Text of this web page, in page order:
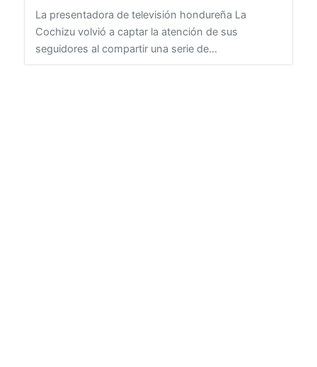
7 de agosto de 2026 ENTRETENIMIENTO
La presentadora de televisión hondureña La
Cochizu volvió a captar la atención de sus
seguidores al compartir una serie de...